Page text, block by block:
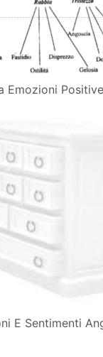
Emozioni
E Sentimenti